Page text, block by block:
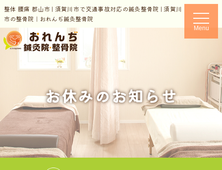
整体 腰痛 郡山市 | 須賀川市で交通事故対応の鍼灸整骨院 | 須賀川
市の整骨院｜おれんぢ鍼灸整骨院
t
o
g
g
a
t
Menu
お休みのお知らせ